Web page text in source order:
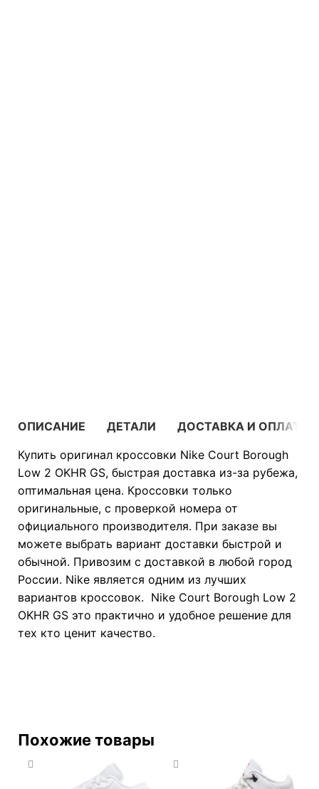
ОПИСАНИЕ ДЕТАЛИ
ДОСТАВКА И ОПЛАТА
Купить оригинал кроссовки Nike Court Borough
Low 2 OKHR GS, быстрая доставка из-за рубежа,
оптимальная цена. Кроссовки только
оригинальные, с проверкой номера от
официального производителя. При заказе вы
можете выбрать вариант доставки быстрой и
обычной. Привозим с доставкой в любой город
России. Nike является одним из лучших
вариантов кроссовок. Nike Court Borough Low 2
OKHR GS это практично и удобное решение для
тех кто ценит качество.
Похожие товары